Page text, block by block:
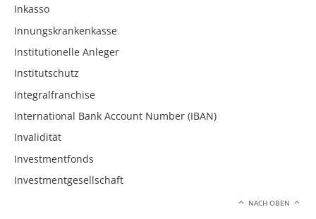
Inkasso
Innungskrankenkasse
Institutionelle Anleger
Institutschutz
Integralfranchise
International Bank Account Number (IBAN)
Invalidität
Investmentfonds
Investmentgesellschaft
NACH OBEN